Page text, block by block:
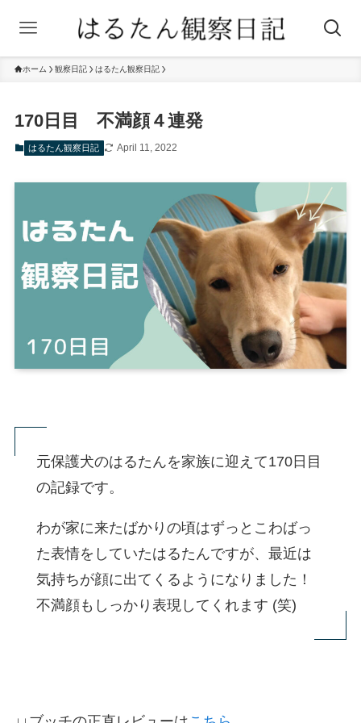
ホーム 観察日記 はるたん観察日記
170日目 不満顔４連発
はるたん観察日記 April 11, 2022
元保護犬のはるたんを家族に迎えて170日目
の記録です。
わが家に来たばかりの頃はずっとこわばっ
た表情をしていたはるたんですが、最近は
気持ちが顔に出てくるようになりました！
不満顔もしっかり表現してくれます (笑)